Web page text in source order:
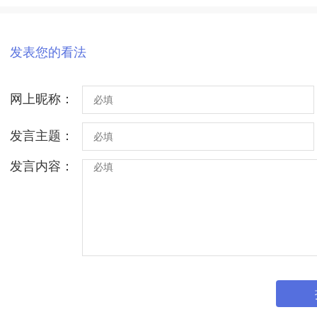
发表您的看法
网上昵称：
发言主题：
发言内容：